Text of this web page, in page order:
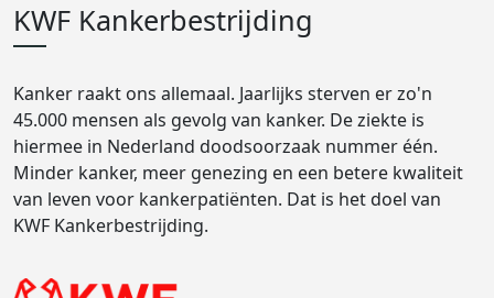
KWF Kankerbestrijding
Kanker raakt ons allemaal. Jaarlijks sterven er zo'n
45.000 mensen als gevolg van kanker. De ziekte is
hiermee in Nederland doodsoorzaak nummer één.
Minder kanker, meer genezing en een betere kwaliteit
van leven voor kankerpatiënten. Dat is het doel van
KWF Kankerbestrijding.